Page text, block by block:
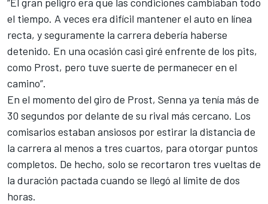
el tiempo. A veces era difícil mantener el auto en línea
recta, y seguramente la carrera debería haberse
detenido. En una ocasión casi giré enfrente de los pits,
como Prost, pero tuve suerte de permanecer en el
camino”.
En el momento del giro de Prost, Senna ya tenía más de
30 segundos por delante de su rival más cercano. Los
comisarios estaban ansiosos por estirar la distancia de
la carrera al menos a tres cuartos, para otorgar puntos
completos. De hecho, solo se recortaron tres vueltas de
la duración pactada cuando se llegó al límite de dos
horas.